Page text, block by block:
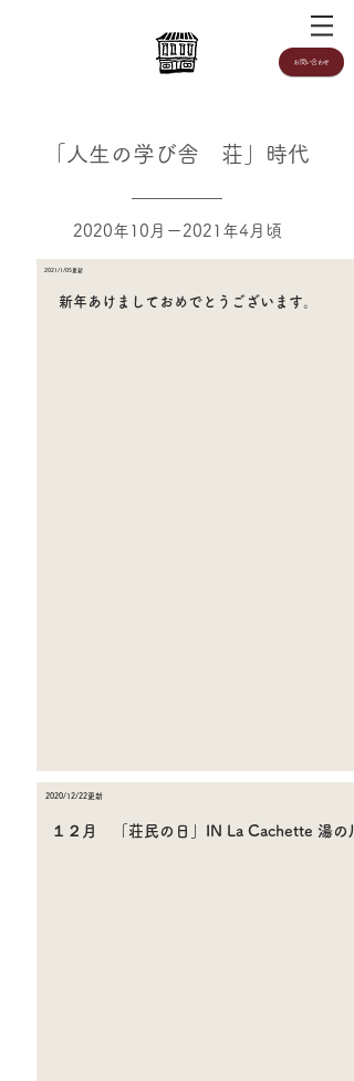
お問い合わせ
「人生の学び舎 荘」時代
2020年10月ー2021年4月頃
2021/1 /05更新
新年あけましておめでとうございます。
2020年12月31日
2020/12/22更新
１２月 「荘民の日 」IN La Cachette 湯の